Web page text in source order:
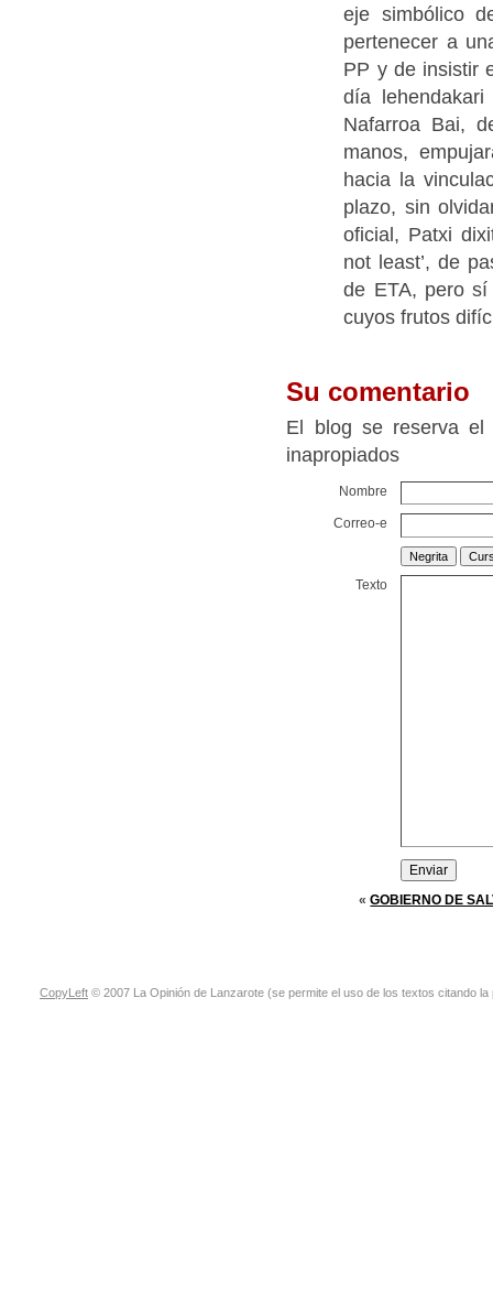
eje simbólico
pertenecer a
PP y de insistir
día
Nafarroa Bai,
manos,
hacia la
plazo, sin
oficial, Patxi
not least’, de
de ETA, pero sí
cuyos frutos
Su comentario
El blog se reserva el
inapropiados
Nombre
Correo-e
Texto
«GOBIERNO DE
CopyLeft © 2007 La Opinión de Lanzarote (se permite el uso de los textos citando